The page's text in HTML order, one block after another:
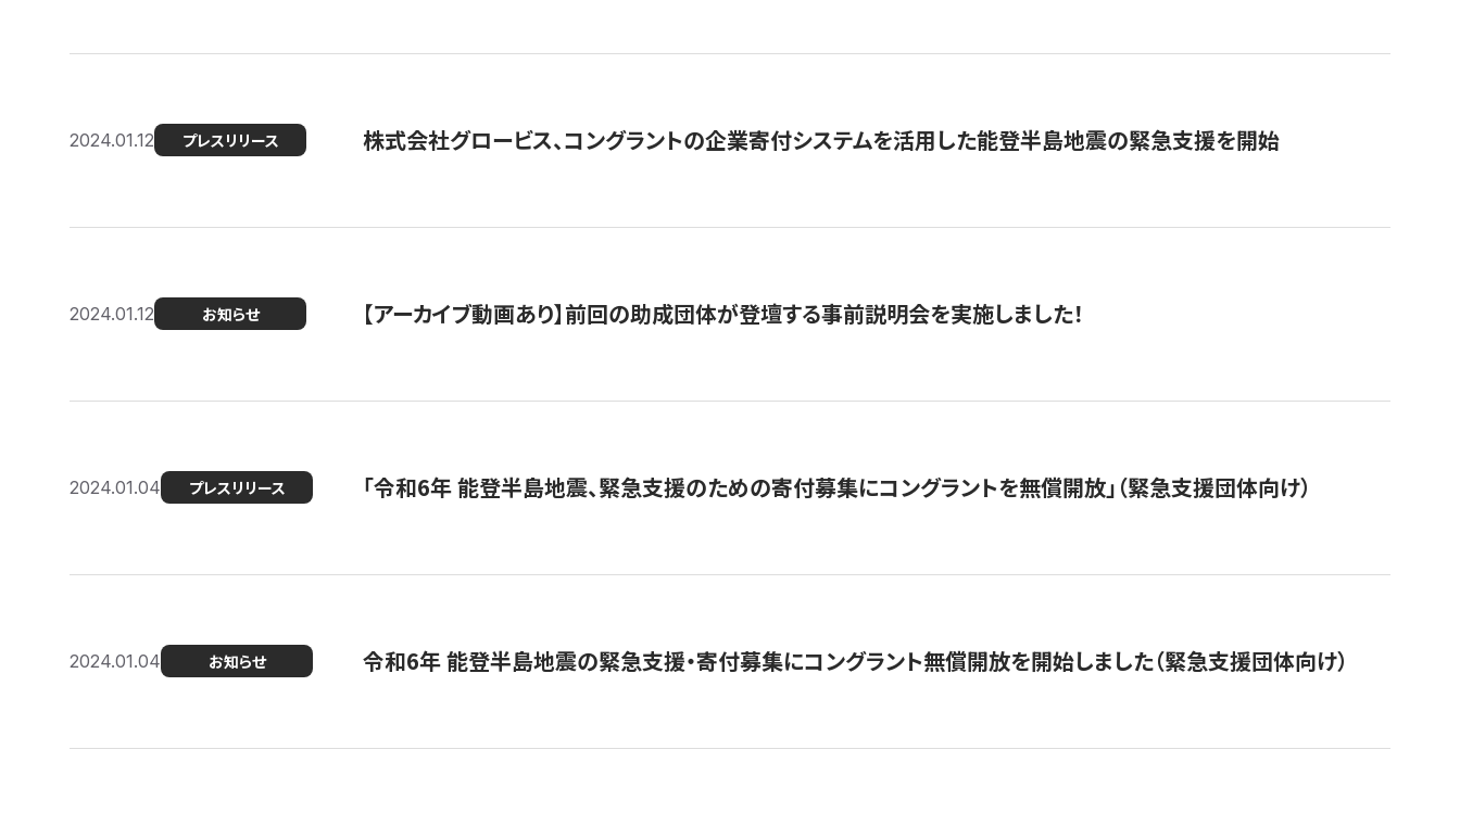
2024.01.12 プレスリリース 株式会社グロービス、コングラントの企業寄付システムを活用した能登半島地震の緊急支援を開始
2024.01.12 お知らせ 【アーカイブ動画あり】前回の助成団体が登壇する事前説明会を実施しました！
2024.01.04 プレスリリース 「令和6年 能登半島地震、緊急支援のための寄付募集にコングラントを無償開放」（緊急支援団体向け）
2024.01.04 お知らせ 令和6年 能登半島地震の緊急支援・寄付募集にコングラント無償開放を開始しました（緊急支援団体向け）